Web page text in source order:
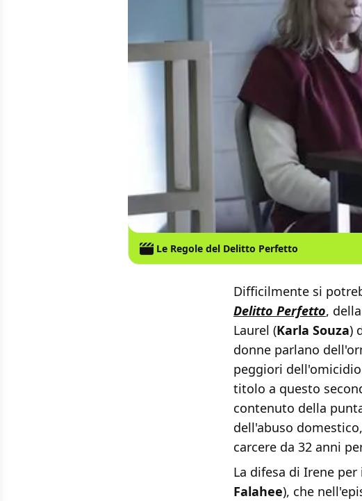
Le Regole del Delitto Perfetto
Difficilmente si
Delitto Perfetto,
Laurel (Karla Souza)
donne parlano
peggiori
titolo a questo
contenuto della
dell'abuso
carcere da 32 anni
La difesa di Irene
Falahee), che